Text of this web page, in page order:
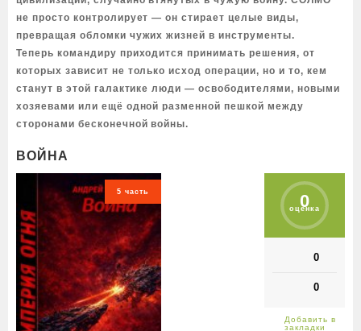
не просто контролирует — он стирает целые виды,
превращая обломки чужих жизней в инструменты.
Теперь командиру приходится принимать решения, от
которых зависит не только исход операции, но и то, кем
станут в этой галактике люди — освободителями, новыми
хозяевами или ещё одной разменной пешкой между
сторонами бесконечной войны.
ВОЙНА
5 часть 0
оценка
0
0